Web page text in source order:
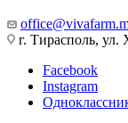
г. Тирасполь, ул.
Facebook
Instagram